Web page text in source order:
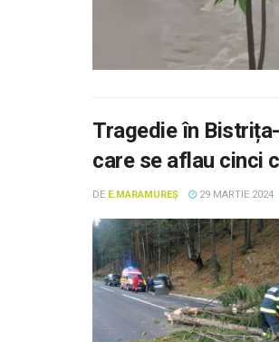
Tragedie în
care se aflau cinci
DE E.MARAMUREȘ 29 MARTIE 2024